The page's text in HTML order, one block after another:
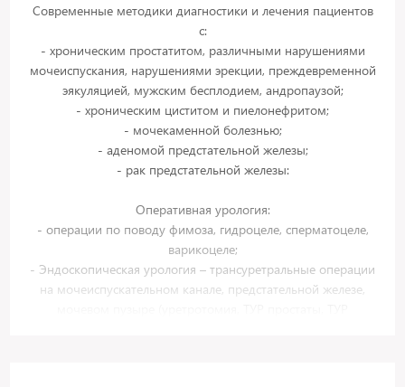
Современные методики диагностики и лечения пациентов
с:
- хроническим простатитом, различными нарушениями
мочеиспускания, нарушениями эрекции, преждевременной
эякуляцией, мужским бесплодием, андропаузой;
- хроническим циститом и пиелонефритом;
- мочекаменной болезнью;
- аденомой предстательной железы;
- рак предстательной железы:
Оперативная урология:
- операции по поводу фимоза, гидроцеле, сперматоцеле,
варикоцеле;
- Эндоскопическая урология – трансуретральные операции
на мочеиспускательном канале, предстательной железе,